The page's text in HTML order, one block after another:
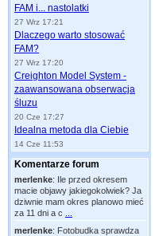
FAM i... nastolatki
27 Wrz 17:21
Dlaczego warto stosować
FAM?
27 Wrz 17:20
Creighton Model System -
zaawansowana obserwacja
śluzu
20 Cze 17:27
Idealna metoda dla Ciebie
14 Cze 11:53
Komentarze forum
merlenke: Ile przed okresem
macie objawy jakiegokolwiek? Ja
dziwnie mam okres planowo mieć
za 11 dni a c
merlenke: Fotobudka sprawdza